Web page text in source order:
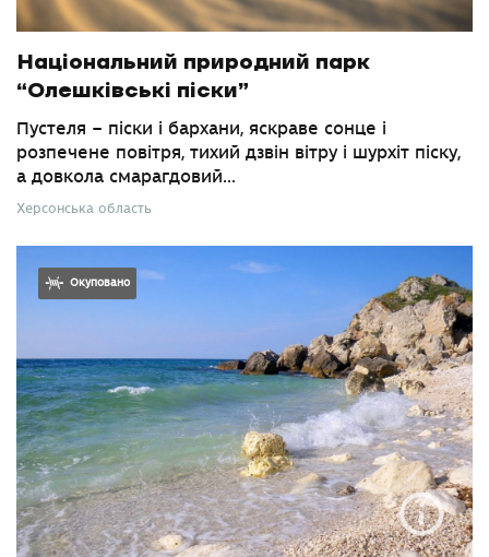
Національний природний парк
“Олешківські піски”
Пустеля – піски і бархани, яскраве сонце і
розпечене повітря, тихий дзвін вітру і шурхіт піску,
а довкола смарагдовий...
Херсонська область
Окуповано